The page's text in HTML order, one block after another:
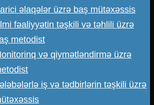
əlaqələr üzrə baş mütəxəssis
fəaliyyətin təşkili və təhlili üzrə
metodist
və qiymətləndirmə üzrə
iş və tədbirlərin təşkili üzrə